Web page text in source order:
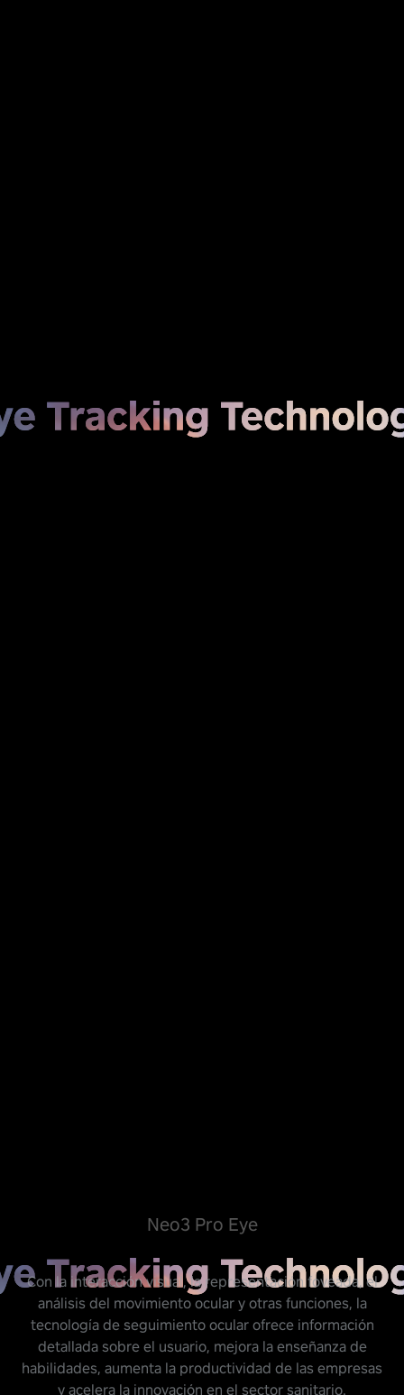
Neo3 Pro Eye
Con la interacción visual, la representación foveada, el
análisis del movimiento ocular y otras funciones, la
tecnología de seguimiento ocular ofrece información
detallada sobre el usuario, mejora la enseñanza de
habilidades, aumenta la productividad de las empresas
y acelera la innovación en el sector sanitario.